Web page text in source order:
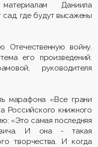
Даниила
где будут высажены
Отечественную войну.
его произведений.
руководителя
марафона «Все грани
Российского книжного
«Это самая последняя
И она - такая
творчества. И когда